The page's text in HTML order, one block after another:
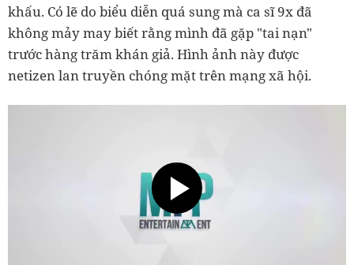
khấu. Có lẽ do biểu diễn quá sung mà ca sĩ 9x đã
không mảy may biết rằng mình đã gặp "tai nạn"
trước hàng trăm khán giả. Hình ảnh này được
netizen lan truyền chóng mặt trên mạng xã hội.